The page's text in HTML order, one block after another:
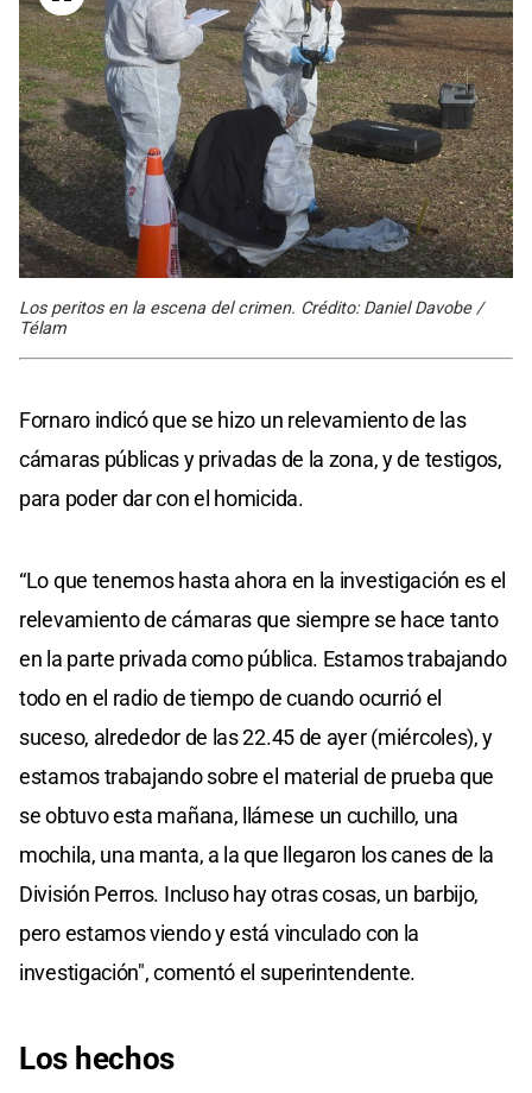
Los peritos en la escena del crimen. Crédito: Daniel Davobe /
Télam
Fornaro indicó que se hizo un relevamiento de las
cámaras públicas y privadas de la zona, y de testigos,
para poder dar con el homicida.
“Lo que tenemos hasta ahora en la investigación es el
relevamiento de cámaras que siempre se hace tanto
en la parte privada como pública. Estamos trabajando
todo en el radio de tiempo de cuando ocurrió el
suceso, alrededor de las 22.45 de ayer (miércoles), y
estamos trabajando sobre el material de prueba que
se obtuvo esta mañana, llámese un cuchillo, una
mochila, una manta, a la que llegaron los canes de la
División Perros. Incluso hay otras cosas, un barbijo,
pero estamos viendo y está vinculado con la
investigación", comentó el superintendente.
Los hechos